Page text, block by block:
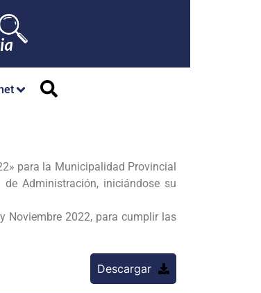
para la Municipalidad Provincial
Administración, iniciándose su
Noviembre 2022, para cumplir las
Descargar